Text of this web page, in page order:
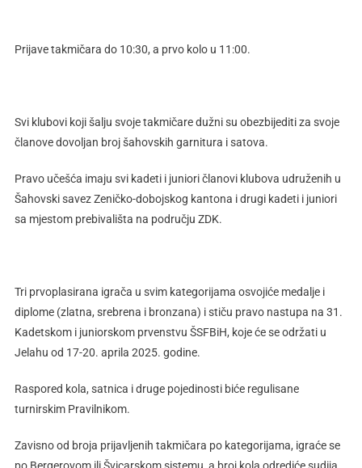
Prijave takmičara do 10:30, a prvo kolo u 11:00.
Svi klubovi koji šalju svoje takmičare dužni su obezbijediti za svoje
članove dovoljan broj šahovskih garnitura i satova.
Pravo učešća imaju svi kadeti i juniori članovi klubova udruženih u
Šahovski savez Zeničko-dobojskog kantona i drugi kadeti i juniori
sa mjestom prebivališta na području ZDK.
Tri prvoplasirana igrača u svim kategorijama osvojiće medalje i
diplome (zlatna, srebrena i bronzana) i stiču pravo nastupa na 31.
Kadetskom i juniorskom prvenstvu ŠSFBiH, koje će se održati u
Jelahu od 17-20. aprila 2025. godine.
Raspored kola, satnica i druge pojedinosti biće regulisane
turnirskim Pravilnikom.
Zavisno od broja prijavljenih takmičara po kategorijama, igraće se